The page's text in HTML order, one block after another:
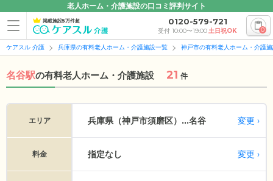
老人ホーム・介護施設の口コミ評判サイト
掲載施設5万件超 0120-579-721
受付 10:00〜19:00土日祝OK 0
ケアスル 介護 兵庫県の有料老人ホーム・介護施設一覧 神戸市の有料老人ホーム・介護
名谷駅の有料老人ホーム・介護施設 21 件
エリア 兵庫県（神戸市須磨区）...名谷 変更
料金 指定なし 変更